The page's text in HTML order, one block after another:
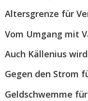
Altersgrenze für
Vom Umgang mit
Auch Källenius
Gegen den Strom
Geldschwemme